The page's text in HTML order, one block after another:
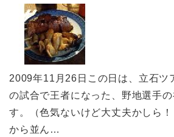
2009年11月26日この日は、立石ツ
の試合で王者になった、野地選手
す。（色気ないけど大丈夫かしら
から並ん…